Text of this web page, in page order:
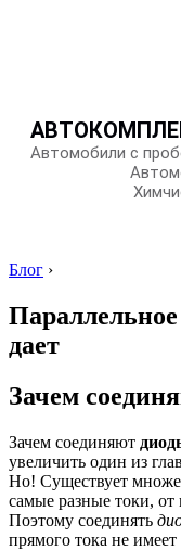
Автомобили с
Блог ›
Параллельное
дает
Зачем
Зачем соединяют
увеличить один из
Но! Существует
самые разные токи,
Поэтому соединять
прямого тока не